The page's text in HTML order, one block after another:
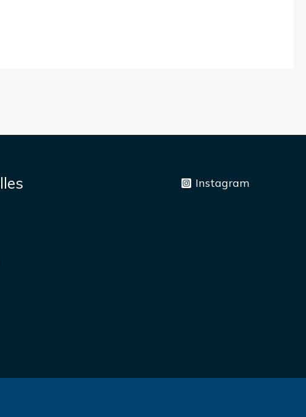
Instagram